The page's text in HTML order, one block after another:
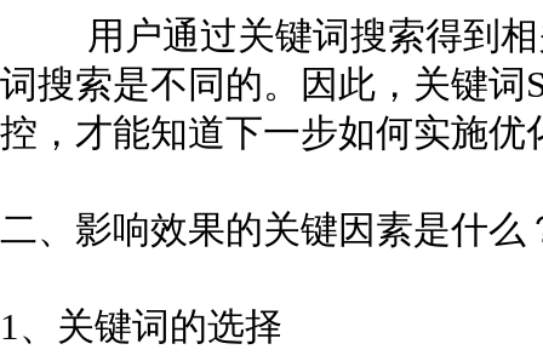
用户通过关键词搜索得到相
词搜索是不同的。因此，关键词
控，才能知道下一步如何实施
二、影响效果的关键因素是什
1、关键词的选择